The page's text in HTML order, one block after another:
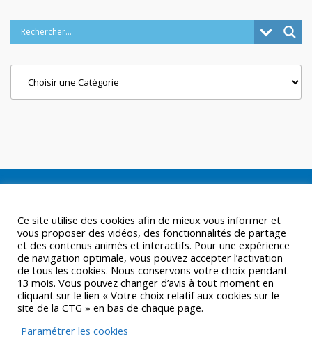
Ce site utilise des cookies afin de mieux vous informer et
vous proposer des vidéos, des fonctionnalités de partage
et des contenus animés et interactifs. Pour une expérience
de navigation optimale, vous pouvez accepter l’activation
de tous les cookies. Nous conservons votre choix pendant
13 mois. Vous pouvez changer d’avis à tout moment en
cliquant sur le lien « Votre choix relatif aux cookies sur le
site de la CTG » en bas de chaque page.
Paramétrer les cookies